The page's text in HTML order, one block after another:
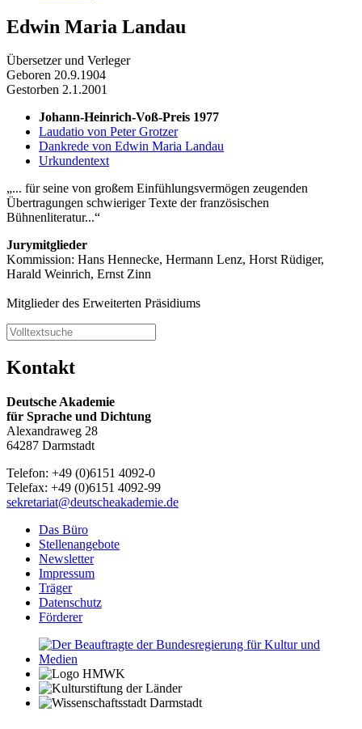
Edwin Maria Landau
Übersetzer und Verleger
Geboren 20.9.1904
Gestorben 2.1.2001
Johann-Heinrich-Voß-Preis 1977
Laudatio von Peter Grotzer
Dankrede von Edwin Maria Landau
Urkundentext
... für seine von großem Einfühlungsvermögen zeugenden
Übertragungen schwieriger Texte der französischen
Bühnenliteratur...
Jurymitglieder
Kommission: Hans Hennecke, Hermann Lenz, Horst Rüdiger,
Harald Weinrich, Ernst Zinn
Mitglieder des Erweiterten Präsidiums
Kontakt
Deutsche Akademie
für Sprache und Dichtung
Alexandraweg 28
64287 Darmstadt
Telefon: +49 (0)6151 4092-0
Telefax: +49 (0)6151 4092-99
sekretariat@deutscheakademie.de
Das Büro
Stellenangebote
Newsletter
Impressum
Träger
Datenschutz
Förderer